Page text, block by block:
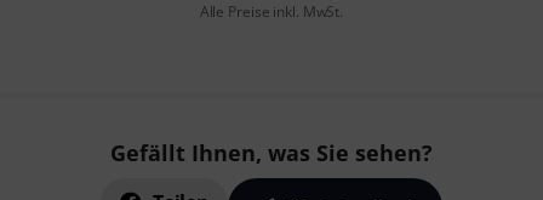
Alle Preise inkl. MwSt.
Gefällt Ihnen, was Sie sehen?